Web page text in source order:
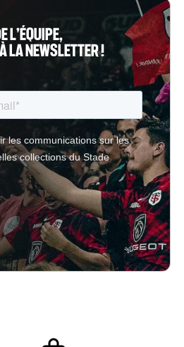
L’ÉQUIPE,
LA NEWSLETTER !